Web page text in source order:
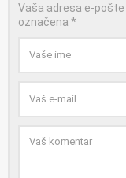
Vaša adresa e-pošte
označena *